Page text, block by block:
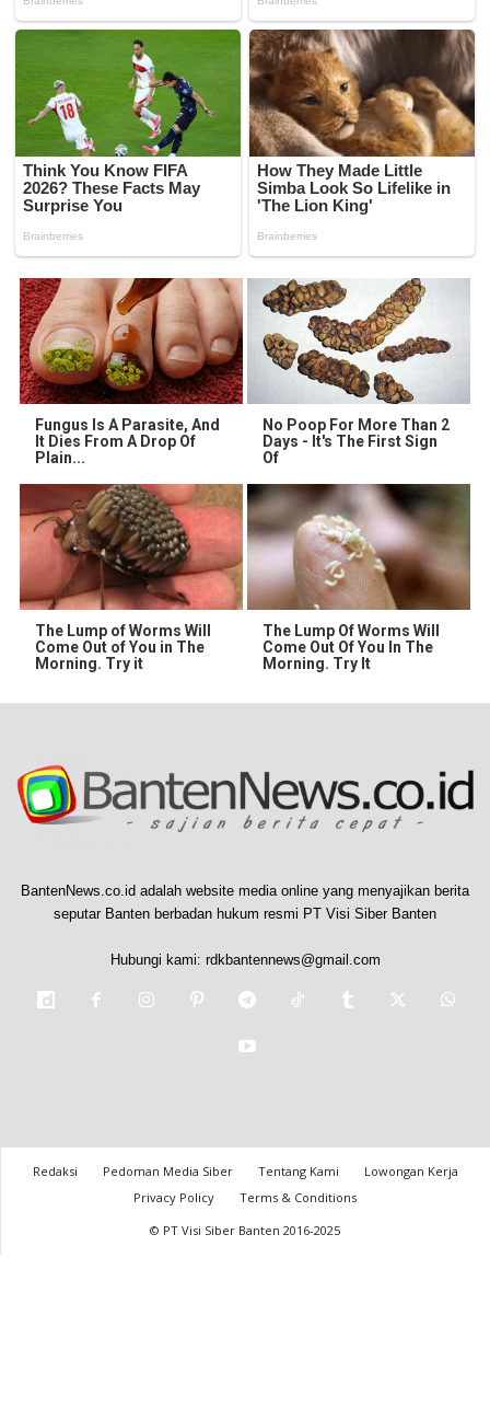
Fungus Is A Parasite, And
It Dies From A Drop Of
Plain...
No Poop For More Than 2
Days - It's The First Sign
Of
The Lump of Worms Will
Come Out of You in The
Morning. Try it
The Lump Of Worms Will
Come Out Of You In The
Morning. Try It
BantenNews.co.id adalah website media online yang menyajikan berita
seputar Banten berbadan hukum resmi PT Visi Siber Banten
Hubungi kami: rdkbantennews@gmail.com
Redaksi Pedoman Media Siber Tentang Kami
Lowongan Kerja
Privacy Policy
Terms & Conditions
© PT Visi Siber Banten 2016-2025